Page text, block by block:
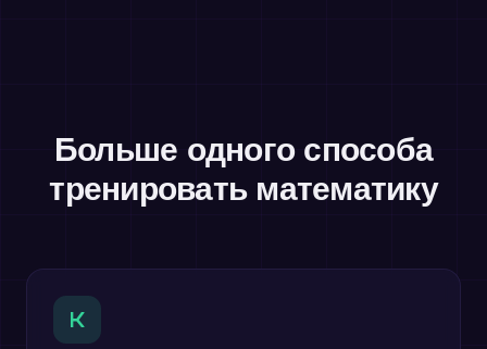
Больше одного способа
тренировать математику
K